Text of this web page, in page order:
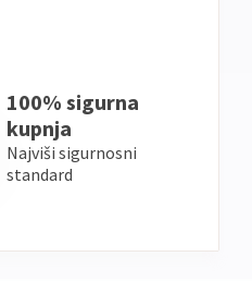
100% sigurna
kupnja
Najviši sigurnosni
standard